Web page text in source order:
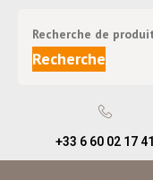
Recherche
+33 6 60 02 17 41